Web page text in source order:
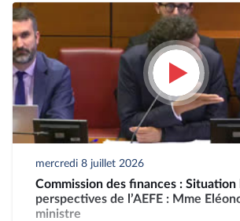
mercredi 8 juillet 2026
Commission des finances :
perspectives de l’AEFE : Mme
ministre